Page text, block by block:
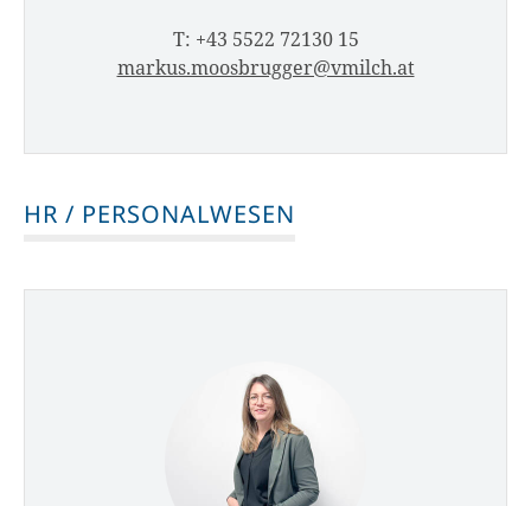
T: +43 5522 72130 15
markus.moosbrugger@vmilch.at
HR / PERSONALWESEN